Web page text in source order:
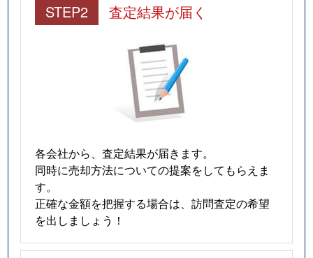
STEP2 査定結果が届く
各会社から、査定結果が届きます。
同時に売却方法についての提案をしてもらえま
す。
正確な金額を把握する場合は、訪問査定の希望
を出しましょう！